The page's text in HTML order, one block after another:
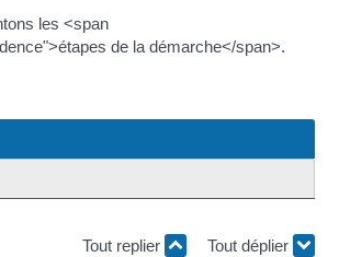
les <span
de la démarche</span>.
Tout replier Tout déplier